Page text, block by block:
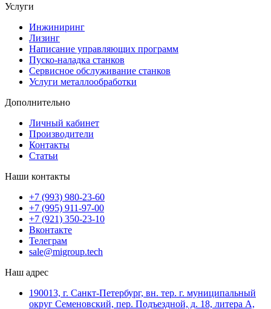
Услуги
Инжиниринг
Лизинг
Написание управляющих программ
Пуско-наладка станков
Сервисное обслуживание станков
Услуги металлообработки
Дополнительно
Личный кабинет
Производители
Контакты
Статьи
Наши контакты
+7 (993) 980-23-60
+7 (995) 911-97-00
+7 (921) 350-23-10
Вконтакте
Телеграм
sale@migroup.tech
Наш адрес
190013, г. Санкт-Петербург, вн. тер. г. муниципальный
округ Семеновский, пер. Подъездной, д. 18, литера А,